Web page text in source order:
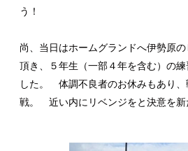
う！
尚、当日はホームグランドへ伊勢原
頂き、５年生（一部４年を含む）の
した。 体調不良者のお休みもあり
戦。 近い内にリベンジをと決意を新